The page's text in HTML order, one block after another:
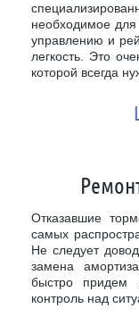
необходимое
управлению и
легкость. Это
которой всегда
Отказавшие
самых
Не следует
замена
быстро
контроль над